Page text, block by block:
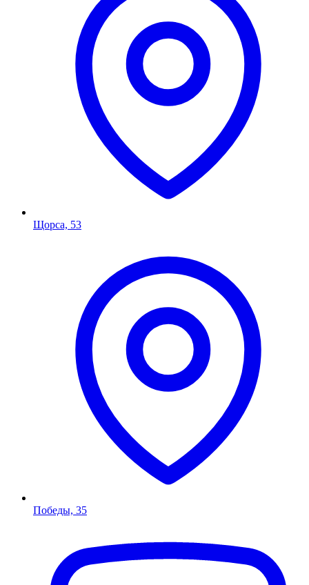
Щорса, 53
Победы, 35